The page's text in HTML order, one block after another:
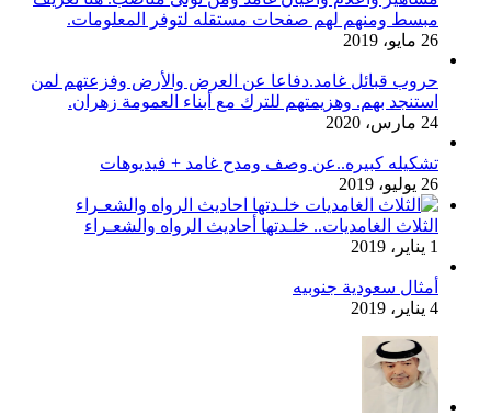
مبسط ومنهم لهم صفحات مستقله لتوفر المعلومات.
26 مايو، 2019
حروب قبائل غامد.دفاعا عن العرض والأرض وفزعتهم لمن
استنجد بهم. وهزيمتهم للترك مع أبناء العمومة زهران.
24 مارس، 2020
تشكيله كبيره..عن وصف ومدح غامد + فيديوهات
26 يوليو، 2019
الثلاث الغامديات.. خلـدتها أحاديث الرواه والشعـراء
1 يناير، 2019
أمثال سعودية جنوبيه
4 يناير، 2019